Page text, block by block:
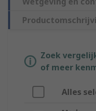
Zoek
of meer
Alles